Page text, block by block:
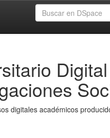
Digital
digitales académicos